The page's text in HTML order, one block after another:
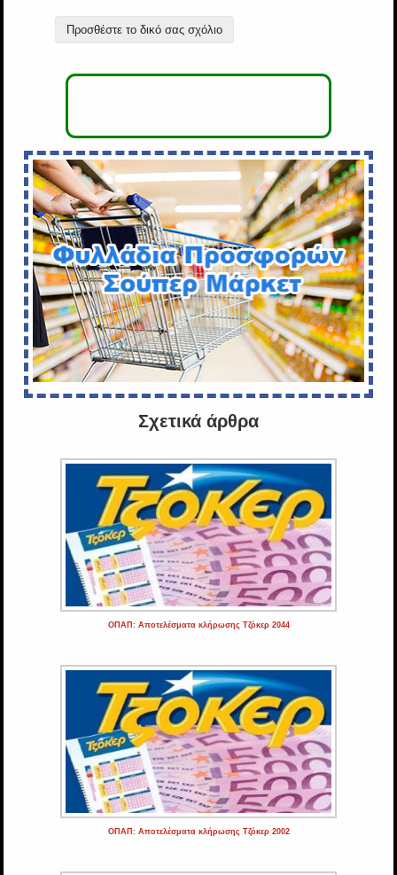
Προσθέστε το δικό σας σχόλιο
Σχετικά άρθρα
ΟΠΑΠ: Αποτελέσματα κλήρωσης Τζόκερ 2044
ΟΠΑΠ: Αποτελέσματα κλήρωσης Τζόκερ 2002